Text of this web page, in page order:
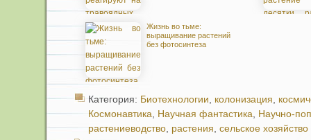
Жизнь во тьме:
выращивание растений
без фотосинтеза
Категория: Биотехнологии, колонизация,
Космонавтика, Научная фантастика, Научно-
растениеводство, растения, сельское хозяйство